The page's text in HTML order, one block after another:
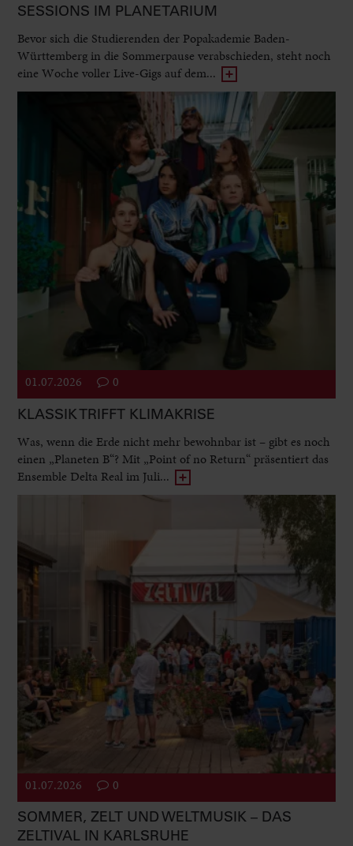
SESSIONS IM PLANETARIUM
Bevor sich die Studierenden der Popakademie Baden-
Württemberg in die Sommerpause verabschieden, steht noch
eine Woche voller Live-Gigs auf dem...
01.07.2026 0
KLASSIK TRIFFT KLIMAKRISE
Was, wenn die Erde nicht mehr bewohnbar ist – gibt es noch
einen „Planeten B“? Mit „Point of no Return“ präsentiert das
Ensemble Delta Real im Juli...
01.07.2026 0
SOMMER, ZELT UND WELTMUSIK – DAS
ZELTIVAL IN KARLSRUHE